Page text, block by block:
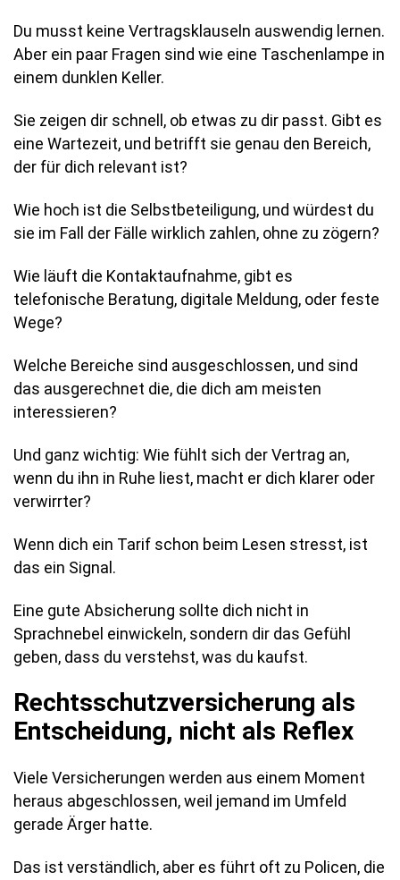
Du musst keine Vertragsklauseln auswendig lernen.
Aber ein paar Fragen sind wie eine Taschenlampe in
einem dunklen Keller.
Sie zeigen dir schnell, ob etwas zu dir passt. Gibt es
eine Wartezeit, und betrifft sie genau den Bereich,
der für dich relevant ist?
Wie hoch ist die Selbstbeteiligung, und würdest du
sie im Fall der Fälle wirklich zahlen, ohne zu zögern?
Wie läuft die Kontaktaufnahme, gibt es
telefonische Beratung, digitale Meldung, oder feste
Wege?
Welche Bereiche sind ausgeschlossen, und sind
das ausgerechnet die, die dich am meisten
interessieren?
Und ganz wichtig: Wie fühlt sich der Vertrag an,
wenn du ihn in Ruhe liest, macht er dich klarer oder
verwirrter?
Wenn dich ein Tarif schon beim Lesen stresst, ist
das ein Signal.
Eine gute Absicherung sollte dich nicht in
Sprachnebel einwickeln, sondern dir das Gefühl
geben, dass du verstehst, was du kaufst.
Rechtsschutzversicherung als
Entscheidung, nicht als Reflex
Viele Versicherungen werden aus einem Moment
heraus abgeschlossen, weil jemand im Umfeld
gerade Ärger hatte.
Das ist verständlich, aber es führt oft zu Policen, die